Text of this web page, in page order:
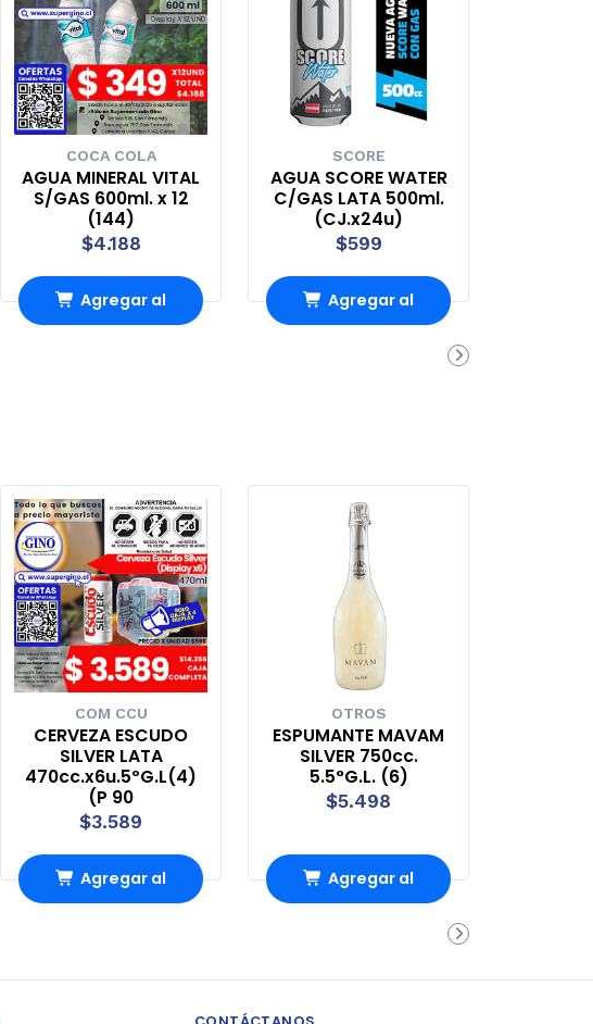
COCA COLA
AGUA MINERAL VITAL
S/GAS 600ml. x 12
(144)
$4.188
Agregar al
SCORE
AGUA SCORE WATER
C/GAS LATA 500ml.
(CJ.x24u)
$599
Agregar al
COM CCU
CERVEZA ESCUDO
SILVER LATA
470cc.x6u.5ºG.L(4)
(P 90
$3.589
Agregar al
OTROS
ESPUMANTE MAVAM
SILVER 750cc.
5.5°G.L. (6)
$5.498
Agregar al